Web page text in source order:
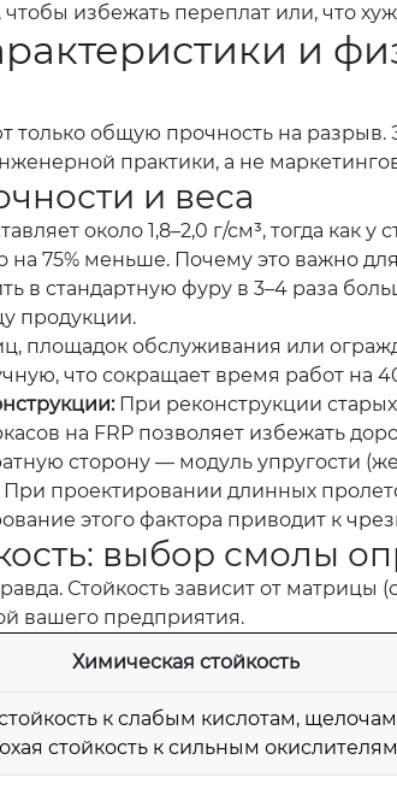
избежать переплат или, что
и
только общую прочность на
практики, а не
и веса
около 1,8–2,0 г/см³, тогда
на 75% меньше. Почему это важно
в стандартную фуру в 3–4 раза
продукции.
площадок обслуживания или
что сокращает время работ на
При реконструкции
на FRP позволяет избежать
сторону — модуль упругости
При проектировании длинных
этого фактора приводит к
выбор смолы
Стойкость зависит от
вашего предприятия.
Химическая стойкость
к слабым кислотам,
стойкость к сильным